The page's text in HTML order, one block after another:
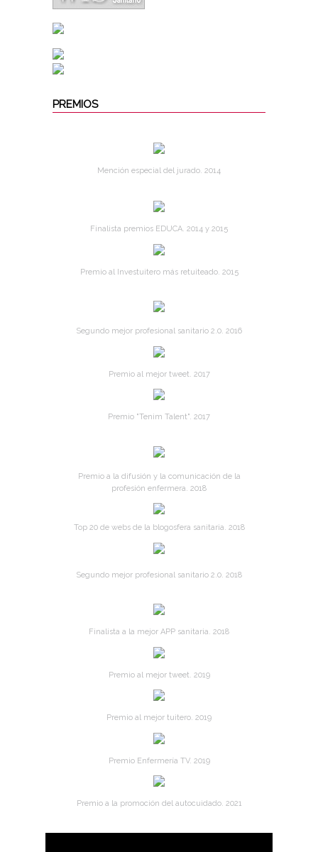
PREMIOS
Mención especial del jurado. 2014
Finalista premios EDUCA. 2014 y 2015
Premio al Investuitero más retuiteado. 2015
Segundo mejor profesional sanitario 2.0. 2016
Premio al mejor tweet. 2017
Premio "Tenim Talent". 2017
Premio a la difusión y la comunicación de la
profesión enfermera. 2018
Top 20 de webs de la blogosfera sanitaria. 2018
Segundo mejor profesional sanitario 2.0. 2018
Finalista a la mejor APP sanitaria. 2018
Premio al mejor tweet. 2019
Premio al mejor tuitero. 2019
Premio Enfermería TV. 2019
Premio a la promoción del autocuidado. 2021